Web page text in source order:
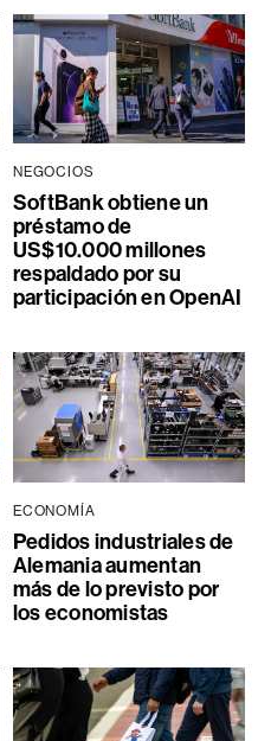
NEGOCIOS
SoftBank obtiene un
préstamo de
US$10.000 millones
respaldado por su
participación en OpenAI
ECONOMÍA
Pedidos industriales de
Alemania aumentan
más de lo previsto por
los economistas